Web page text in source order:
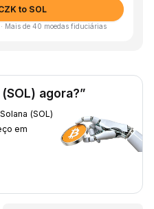
to SOL
Mais de 40 moedas fiduciárias
agora?”
(SOL)
em